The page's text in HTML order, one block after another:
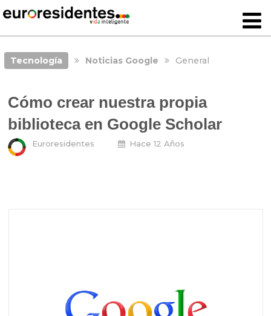
Tecnología Noticias Google General
Cómo crear nuestra propia
biblioteca en Google Scholar
Euroresidentes Hace 12 Años